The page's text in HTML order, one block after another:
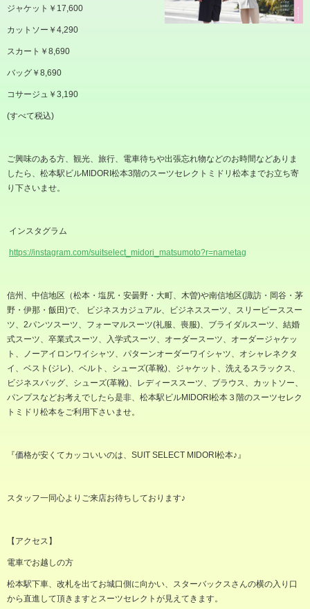
ジャケット￥ 17,600
カットソー￥ 4,290
スカート￥ 8,690
バッグ￥ 8,690
コサージュ￥ 3,190
(すべて税込)
ご興味のある方、観光、旅行、電車待ちや出張忘れ物などのお時間などありま
したら、松本駅ビルMIDORI 松本3階のスーツセレクトミドリ松本までお立ち寄
り下さいませ。
インスタグラム
https://instagram.com/suitselect_midori_matsumoto?r=nametag
信州、中信地区（松本・塩尻・安曇野・大町、木曽)や南信地区(諏訪・岡谷・茅
野・伊那・飯田)で、 ビジネスカジュアル、ビジネススーツ、スリーピーススー
ツ、 2パンツスーツ、フォーマルスーツ(礼服、喪服)、ブライダルスーツ、結婚
式スーツ、卒業式スーツ、入学式スーツ、オーダースーツ、オーダージャケッ
ト、ノーアイロンワイシャツ、パターンオーダーワイシャツ、オシャレネクタ
イ、ベスト (ジレ)、ベルト、シューズ(革靴)、ジャケット、洗えるスラックス、
ビジネスバッグ、シューズ(革靴)、レディーススーツ、ブラウス、カットソー、
パンプスなどお考えでしたら是非、松本駅ビルMIDORI 松本３階のスーツセレク
トミドリ松本をご利用下さいませ。
『価格が安くてカッコいいのは、 SUIT SELECT MIDORI 松本♪』
スタッフ一同心よりご来店お待ちしております♪
【アクセス】
電車でお越しの方
松本駅下車、改札を出てお城口側に向かい、スターバックスさんの横の入り口
から直進して頂きますとスーツセレクトが見えてきます。